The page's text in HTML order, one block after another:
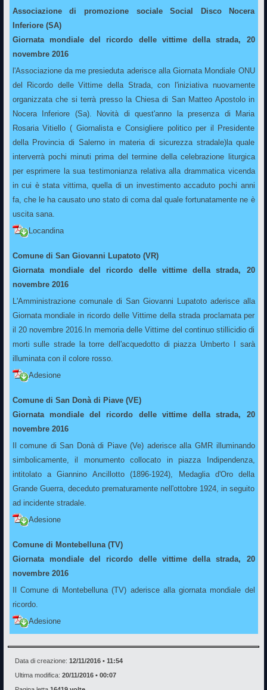
Associazione di promozione sociale Social Disco Nocera
Inferiore (SA)
Giornata mondiale del ricordo delle vittime della strada, 20
novembre 2016
l'Associazione da me presieduta aderisce alla Giornata Mondiale ONU
del Ricordo delle Vittime della Strada, con l'iniziativa nuovamente
organizzata che si terrà presso la Chiesa di San Matteo Apostolo in
Nocera Inferiore (Sa). Novità di quest'anno la presenza di Maria
Rosaria Vitiello ( Giornalista e Consigliere politico per il Presidente
della Provincia di Salerno in materia di sicurezza stradale)la quale
interverrà pochi minuti prima del termine della celebrazione liturgica
per esprimere la sua testimonianza relativa alla drammatica vicenda
in cui è stata vittima, quella di un investimento accaduto pochi anni
fa, che le ha causato uno stato di coma dal quale fortunatamente ne è
uscita sana.
Locandina
Comune di San Giovanni Lupatoto (VR)
Giornata mondiale del ricordo delle vittime della strada, 20
novembre 2016
L'Amministrazione comunale di San Giovanni Lupatoto aderisce alla
Giornata mondiale in ricordo delle Vittime della strada proclamata per
il 20 novembre 2016.In memoria delle Vittime del continuo stillicidio di
morti sulle strade la torre dell'acquedotto di piazza Umberto I sarà
illuminata con il colore rosso.
Adesione
Comune di San Donà di Piave (VE)
Giornata mondiale del ricordo delle vittime della strada, 20
novembre 2016
Il comune di San Donà di Piave (Ve) aderisce alla GMR illuminando
simbolicamente, il monumento collocato in piazza Indipendenza,
intitolato a Giannino Ancillotto (1896-1924), Medaglia d'Oro della
Grande Guerra, deceduto prematuramente nell'ottobre 1924, in seguito
ad incidente stradale.
Adesione
Comune di Montebelluna (TV)
Giornata mondiale del ricordo delle vittime della strada, 20
novembre 2016
Il Comune di Montebelluna (TV) aderisce alla giornata mondiale del
ricordo.
Adesione
Data di creazione: 12/11/2016 • 11:54
Ultima modifica: 20/11/2016 • 00:07